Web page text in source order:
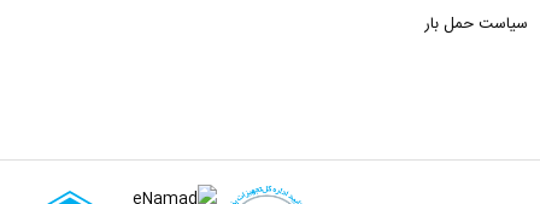
سیاست حمل بار